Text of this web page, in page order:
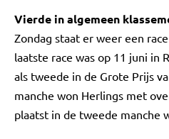
Vierde in algemeen
Zondag staat er weer een
laatste race was op 11 juni in
als tweede in de Grote Prijs
manche won Herlings met
plaatst in de tweede manche